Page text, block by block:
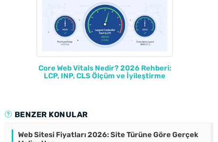
Core Web Vitals Nedir? 2026 Rehberi:
LCP, INP, CLS Ölçüm ve İyileştirme
BENZER KONULAR
Web Sitesi Fiyatları 2026: Site Türüne Göre Gerçek